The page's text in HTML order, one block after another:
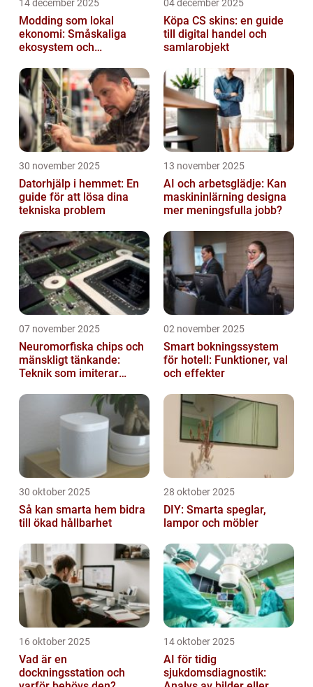
14 december 2025
Modding som lokal
ekonomi: Småskaliga
ekosystem och
04 december 2025
Köpa CS skins: en guide
till digital handel och
samlarobjekt
30 november 2025
Datorhjälp i hemmet: En
guide för att lösa dina
tekniska problem
13 november 2025
AI och arbetsglädje: Kan
maskininlärning designa
mer meningsfulla jobb?
07 november 2025
Neuromorfiska chips och
mänskligt tänkande:
Teknik som imiterar
02 november 2025
Smart bokningssystem
för hotell: Funktioner, val
och effekter
30 oktober 2025
Så kan smarta hem bidra
till ökad hållbarhet
28 oktober 2025
DIY: Smarta speglar,
lampor och möbler
16 oktober 2025
Vad är en
dockningsstation och
14 oktober 2025
AI för tidig
sjukdomsdiagnostik: